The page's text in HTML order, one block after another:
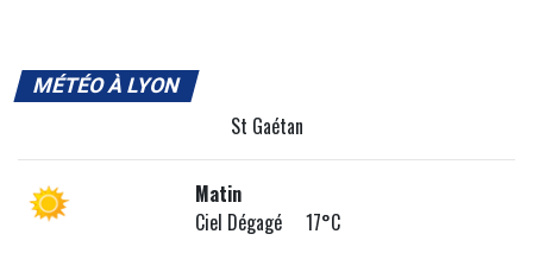
MÉTÉO À LYON
St Gaétan
Matin
Ciel Dégagé 17°C